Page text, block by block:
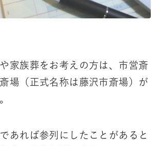
家族葬をお考えの方は、市営斎
場（正式名称は藤沢市斎場）が
あれば参列にしたことがあると